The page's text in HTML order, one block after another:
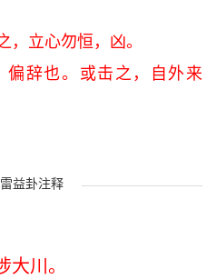
，立心勿恒，凶。
偏辞也。或击之，自外来
益卦注释
大川。